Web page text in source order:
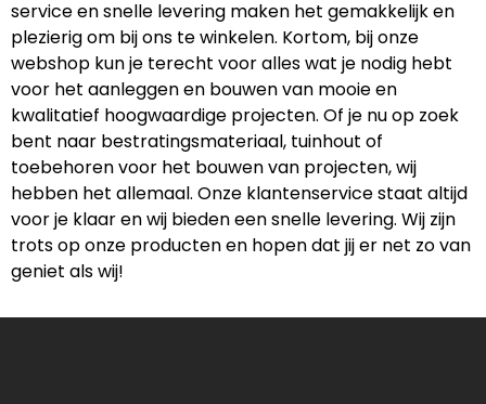
service en snelle levering maken het gemakkelijk en
plezierig om bij ons te winkelen. Kortom, bij onze
webshop kun je terecht voor alles wat je nodig hebt
voor het aanleggen en bouwen van mooie en
kwalitatief hoogwaardige projecten. Of je nu op zoek
bent naar bestratingsmateriaal, tuinhout of
toebehoren voor het bouwen van projecten, wij
hebben het allemaal. Onze klantenservice staat altijd
voor je klaar en wij bieden een snelle levering. Wij zijn
trots op onze producten en hopen dat jij er net zo van
geniet als wij!